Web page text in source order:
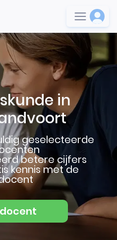
in
geselecteerde
betere cijfers
kennis met de